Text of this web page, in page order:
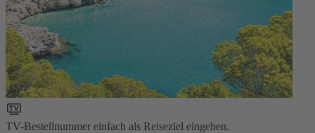
TV-Bestellnummer einfach als Reiseziel eingeben.